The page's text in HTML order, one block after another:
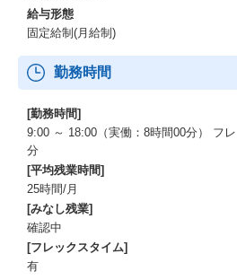
給与形態
固定給制(月給制)
勤務時間
[勤務時間]
9:00 ～ 18:00（実働：8時間00分） フ
分
[平均残業時間]
25時間/月
[みなし残業]
確認中
[フレックスタイム]
有